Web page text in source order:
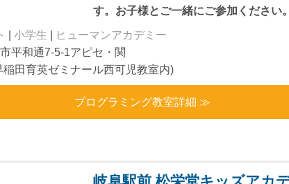
す。お子様とご一緒にご参加ください。
小学生
ヒューマンアカデミー
平和通7-5-1アピセ・関
稲田育英ゼミナール西可児教室内)
プログラミング教室詳細 ≫